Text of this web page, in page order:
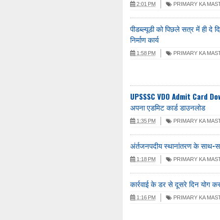
2:01 PM PRIMARY KA
पीडब्ल्यूडी को पिछले सत्र में ही दे
निर्माण कार्य
1:58 PM PRIMARY KA
UPSSSC VDO Admit Card
अपना एडमिट कार्ड डाउनलोड
1:35 PM PRIMARY KA
अंर्तजनपदीय स्थानांतरण के साथ-
1:18 PM PRIMARY KA
कार्रवाई के डर से दूसरे दिन योग
1:16 PM PRIMARY KA